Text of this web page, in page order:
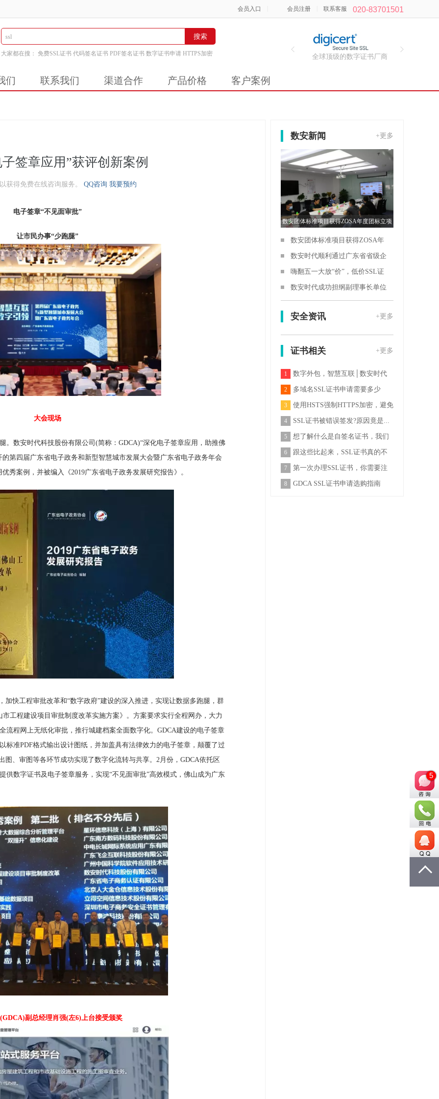
会员入口 会员注册 联系客服 020-83701501
搜索
大家都在搜： 免费SSL证书 代码签名证书 PDF签名证书 数字证书申请 HTTPS加密 全球顶级的数字证书厂商
们 联系我们 渠道合作 产品价格 客户案例
签章应用”获评创新案例
获得免费在线咨询服务。 QQ咨询 我要预约
电子签章“不见面审批”
让市民办事“少跑腿”
大会现场
安时代科技股份有限公司(简称：GDCA)“深化电子签章应用，助推佛
第四届广东省电子政务和新型智慧城市发展大会暨广东省电子政务年会
秀案例，并被编入《2019广东省电子政务发展研究报告》。
工程审批改革和“数字政府”建设的深入推进，实现让数据多跑腿，群
工程建设项目审批制度改革实施方案》。方案要求实行全程网办，大力
流程网上无纸化审批，推行城建档案全面数字化。GDCA建设的电子签章
标准PDF格式输出设计图纸，并加盖具有法律效力的电子签章，颠覆了过
图、审图等各环节成功实现了数字化流转与共享。2月份，GDCA依托区
供数字证书及电子签章服务，实现“不见面审批”高效模式，佛山成为广东
副总经理肖强(左6)上台接受颁奖
数安新闻 +更多
数安团体标准项目获得ZOSA年度团标立项
数安团体标准项目获得ZOSA年
度团标立项
数安时代顺利通过广东省省级企
业技术中心评定
嗨翻五一大放“价”，低价SSL证
书提前抢！
数安时代成功担纲副理事长单位
安全资讯 +更多
证书相关 +更多
1
数字外包，智慧互联│数安时代
是唯一CA受邀参加
2
多域名SSL证书申请需要多少
钱？
3
使用HSTS强制HTTPS加密，避免
微博账号变“傀儡”
4 SSL证书被错误签发?原因竟是...
5
想了解什么是自签名证书，我们
首先来了解一下
6
跟这些比起来，SSL证书真的不
算贵！
7
第一次办理SSL证书，你需要注
意哪几
8 GDCA SSL证书申请选购指南
5